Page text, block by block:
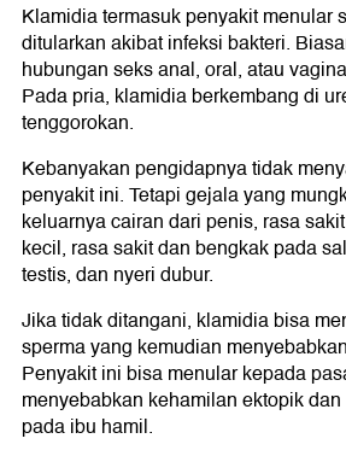
Klamidia termasuk penyakit menular
ditularkan akibat infeksi bakteri.
hubungan seks anal, oral, atau
Pada pria, klamidia berkembang di
tenggorokan.
Kebanyakan pengidapnya tidak
penyakit ini. Tetapi gejala yang
keluarnya cairan dari penis, rasa
kecil, rasa sakit dan bengkak pada
testis, dan nyeri dubur.
Jika tidak ditangani, klamidia bisa
sperma yang kemudian
Penyakit ini bisa menular kepada
menyebabkan kehamilan ektopik
pada ibu hamil.